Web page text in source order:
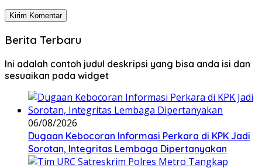
Berita Terbaru
Ini adalah contoh judul deskripsi yang bisa anda isi dan
sesuaikan pada widget
06/08/2026
Dugaan Kebocoran Informasi Perkara di KPK Jadi
Sorotan, Integritas Lembaga Dipertanyakan